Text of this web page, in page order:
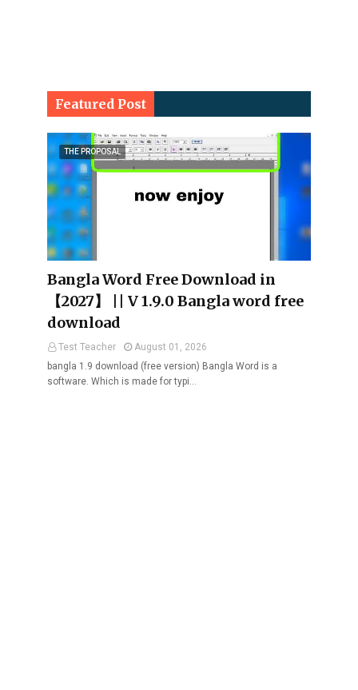
Featured Post
THE PROPOSAL
Bangla Word Free Download in
【2027】 || V 1.9.0 Bangla word free
download
Test Teacher
August 01, 2026
bangla 1.9 download (free version) Bangla Word is a
software. Which is made for typi…